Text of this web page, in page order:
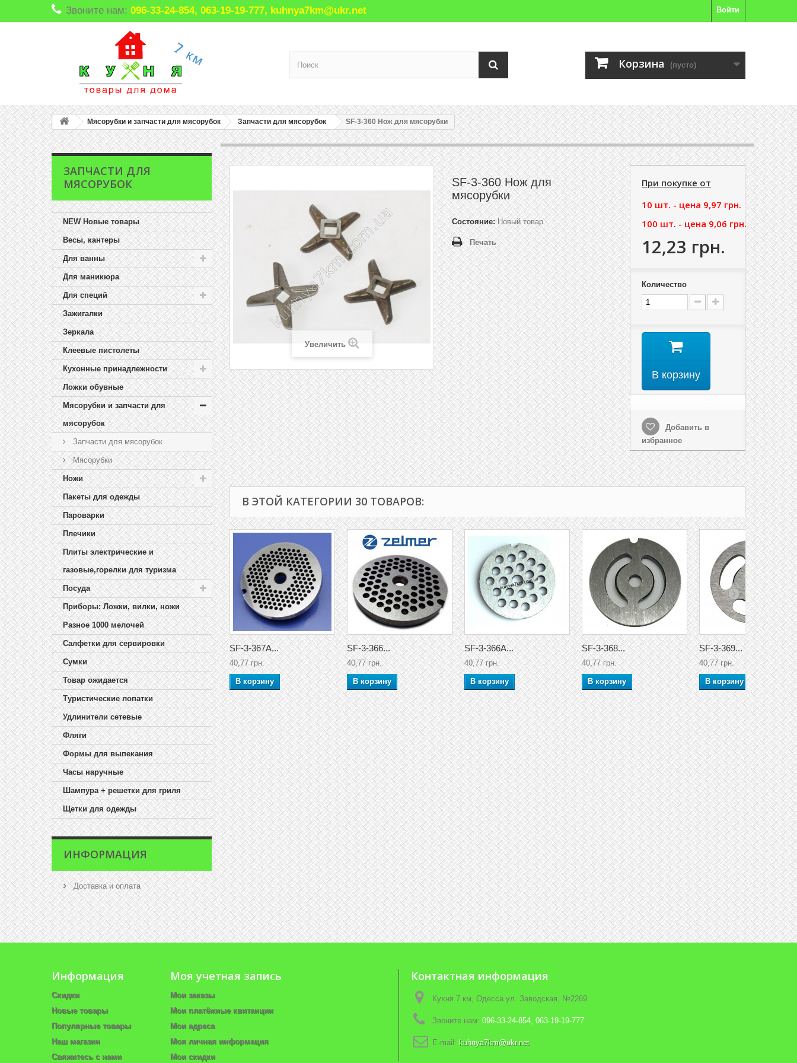
Войти
Звоните нам: 096-33-24-854, 063-19-19-777, kuhnya7km@ukr.net
Корзина (пусто)
Мясорубки и запчасти для мясорубок Запчасти для мясорубок SF-3-360 Нож для мясорубки
ЗАПЧАСТИ ДЛЯ
МЯСОРУБОК
NEW Новые товары
Весы, кантеры
Для ванны
Для маникюра
Для специй
Зажигалки
Зеркала
Клеевые пистолеты
Кухонные принадлежности
Ложки обувные
Мясорубки и запчасти для
мясорубок
Запчасти для мясорубок
Мясорубки
Ножи
Пакеты для одежды
Пароварки
Плечики
Плиты электрические и
газовые,горелки для туризма
Посуда
Приборы: Ложки, вилки, ножи
Разное 1000 мелочей
Салфетки для сервировки
Сумки
Товар ожидается
Туристические лопатки
Удлинители сетевые
Фляги
Формы для выпекания
Часы наручные
Шампура + решетки для гриля
Щетки для одежды
ИНФОРМАЦИЯ
Доставка и оплата
Увеличить
SF-3-360 Нож для
мясорубки
Состояние: Новый товар
Печать
При покупке от
10 шт. - цена 9,97 грн.
100 шт. - цена 9,06 грн.
12,23 грн.
Количество
В корзину
Добавить в
избранное
В ЭТОЙ КАТЕГОРИИ 30 ТОВАРОВ:
SF-3-367A...
40,77 грн.
В корзину
SF-3-366...
40,77 грн.
В корзину
SF-3-366A...
40,77 грн.
В корзину
SF-3-368...
40,77 грн.
В корзину
SF-3-369...
40,77 грн.
В корзину
Информация
Скидки
Новые товары
Популярные товары
Наш магазин
Свяжитесь с нами
Моя учетная запись
Мои заказы
Мои платёжные квитанции
Мои адреса
Моя личная информация
Мои скидки
Контактная информация
Кухня 7 км, Одесса ул. Заводская, №2269
Звоните нам: 096-33-24-854, 063-19-19-777
E-mail: kuhnya7km@ukr.net